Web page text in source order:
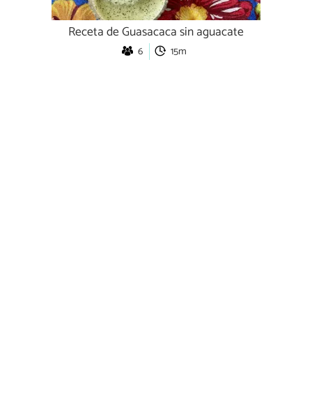
Receta de Guasacaca sin aguacate
6 15m